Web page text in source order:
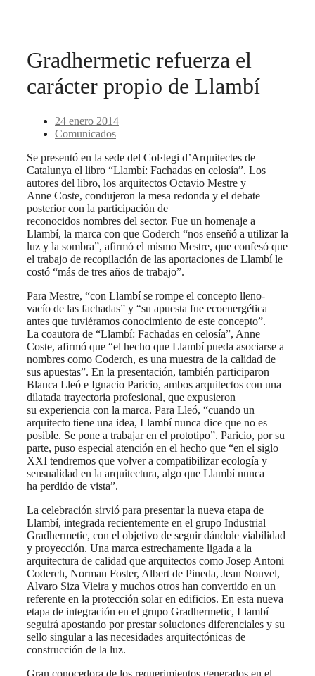
Gradhermetic refuerza el
carácter propio de Llambí
24 enero 2014
Comunicados
Se presentó en la sede del Col·legi d’Arquitectes de
Catalunya el libro “Llambí: Fachadas en celosía”. Los
autores del libro, los arquitectos Octavio Mestre y
Anne Coste, condujeron la mesa redonda y el debate
posterior con la participación de
reconocidos nombres del sector. Fue un homenaje a
Llambí, la marca con que Coderch “nos enseñó a utilizar la
luz y la sombra”, afirmó el mismo Mestre, que confesó que
el trabajo de recopilación de las aportaciones de Llambí le
costó “más de tres años de trabajo”.
Para Mestre, “con Llambí se rompe el concepto lleno-
vacío de las fachadas” y “su apuesta fue ecoenergética
antes que tuviéramos conocimiento de este concepto”.
La coautora de “Llambí: Fachadas en celosía”, Anne
Coste, afirmó que “el hecho que Llambí pueda asociarse a
nombres como Coderch, es una muestra de la calidad de
sus apuestas”. En la presentación, también participaron
Blanca Lleó e Ignacio Paricio, ambos arquitectos con una
dilatada trayectoria profesional, que expusieron
su experiencia con la marca. Para Lleó, “cuando un
arquitecto tiene una idea, Llambí nunca dice que no es
posible. Se pone a trabajar en el prototipo”. Paricio, por su
parte, puso especial atención en el hecho que “en el siglo
XXI tendremos que volver a compatibilizar ecología y
sensualidad en la arquitectura, algo que Llambí nunca
ha perdido de vista”.
La celebración sirvió para presentar la nueva etapa de
Llambí, integrada recientemente en el grupo Industrial
Gradhermetic, con el objetivo de seguir dándole viabilidad
y proyección. Una marca estrechamente ligada a la
arquitectura de calidad que arquitectos como Josep Antoni
Coderch, Norman Foster, Albert de Pineda, Jean Nouvel,
Alvaro Siza Vieira y muchos otros han convertido en un
referente en la protección solar en edificios. En esta nueva
etapa de integración en el grupo Gradhermetic, Llambí
seguirá apostando por prestar soluciones diferenciales y su
sello singular a las necesidades arquitectónicas de
construcción de la luz.
Gran conocedora de los requerimientos generados en el